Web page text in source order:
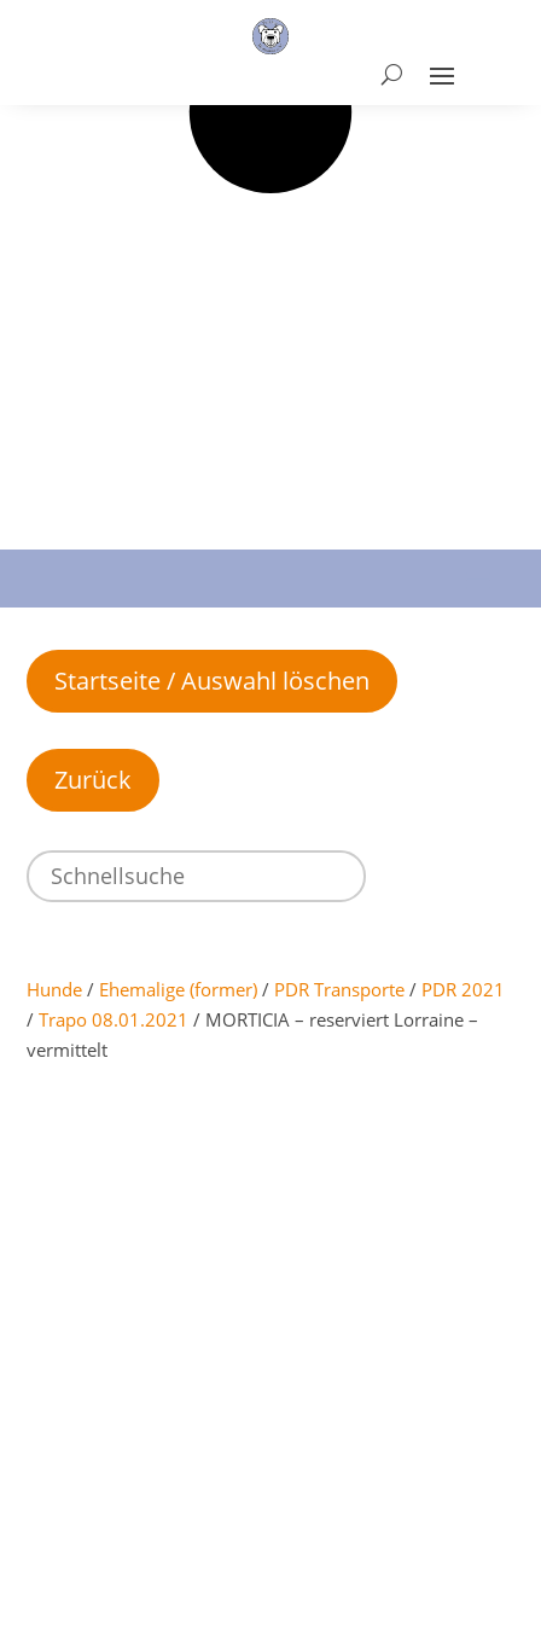
Startseite / Auswahl löschen
Hunde / Ehemalige (former) / PDR Transporte / PDR 2021
/Trapo 08.01.2021 / MORTICIA – reserviert Lorraine –
vermittelt